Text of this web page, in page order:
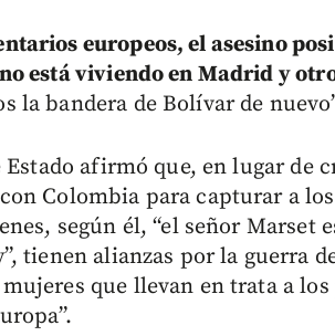
europeos, el asesino
está viviendo en Madrid y
la bandera de Bolívar de
afirmó que, en lugar de
Colombia para capturar a
según él, “el señor Marset
tienen alianzas por la guerra
que llevan en trata a